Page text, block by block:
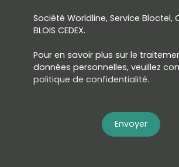
Société Worldline, Service Bloctel, CS
BLOIS CEDEX.
Pour en savoir plus sur le
données personnelles, veuillez
politique de confidentialité.
Envoyer